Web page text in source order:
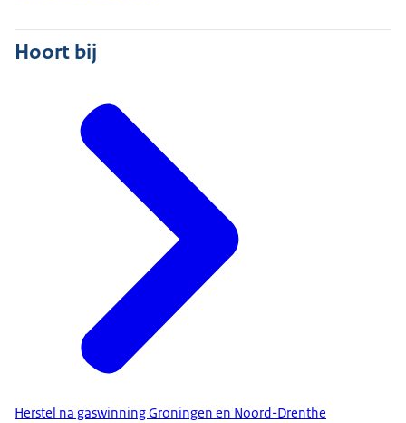
Hoort bij
Herstel na gaswinning Groningen en Noord-Drenthe